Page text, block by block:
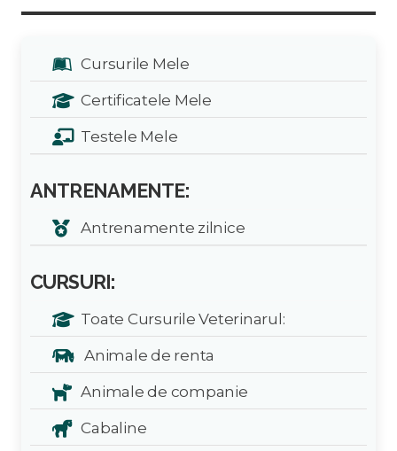
Cursurile Mele
Certificatele Mele
Testele Mele
ANTRENAMENTE:
Antrenamente zilnice
CURSURI:
Toate Cursurile Veterinarul:
Animale de renta
Animale de companie
Cabaline